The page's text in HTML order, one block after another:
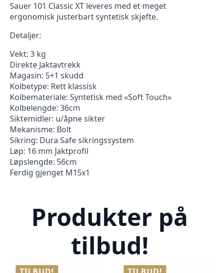
Sauer 101 Classic XT leveres med et meget
ergonomisk justerbart syntetisk skjefte.
Detaljer:
Vekt: 3 kg
Direkte Jaktavtrekk
Magasin: 5+1 skudd
Kolbetype: Rett klassisk
Kolbemateriale: Syntetisk med «Soft Touch»
Kolbelengde: 36cm
Siktemidler: u/åpne sikter
Mekanisme: Bolt
Sikring: Dura Safe sikringssystem
Løp: 16 mm Jaktprofil
Løpslengde: 56cm
Ferdig gjenget M15x1
Produkter på
tilbud!